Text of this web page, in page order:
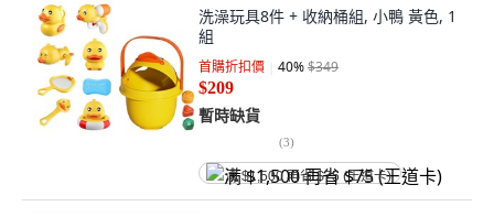
洗澡玩具8件 + 收納桶組, 小鴨 黃色, 1
組
首購折扣價 40%$349
$209
暫時缺貨
(3)
满 $1,500 再省 $75 (王道卡)